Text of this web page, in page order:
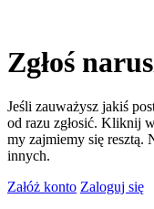
Zgłoś
Jeśli zauważysz jakiś
od razu zgłosić. Kliknij
my zajmiemy się resztą.
innych.
Załóż konto Zaloguj się